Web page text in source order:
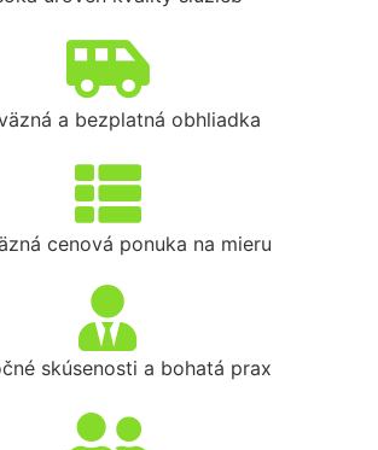
a bezplatná obhliadka
cenová ponuka na mieru
skúsenosti a bohatá prax